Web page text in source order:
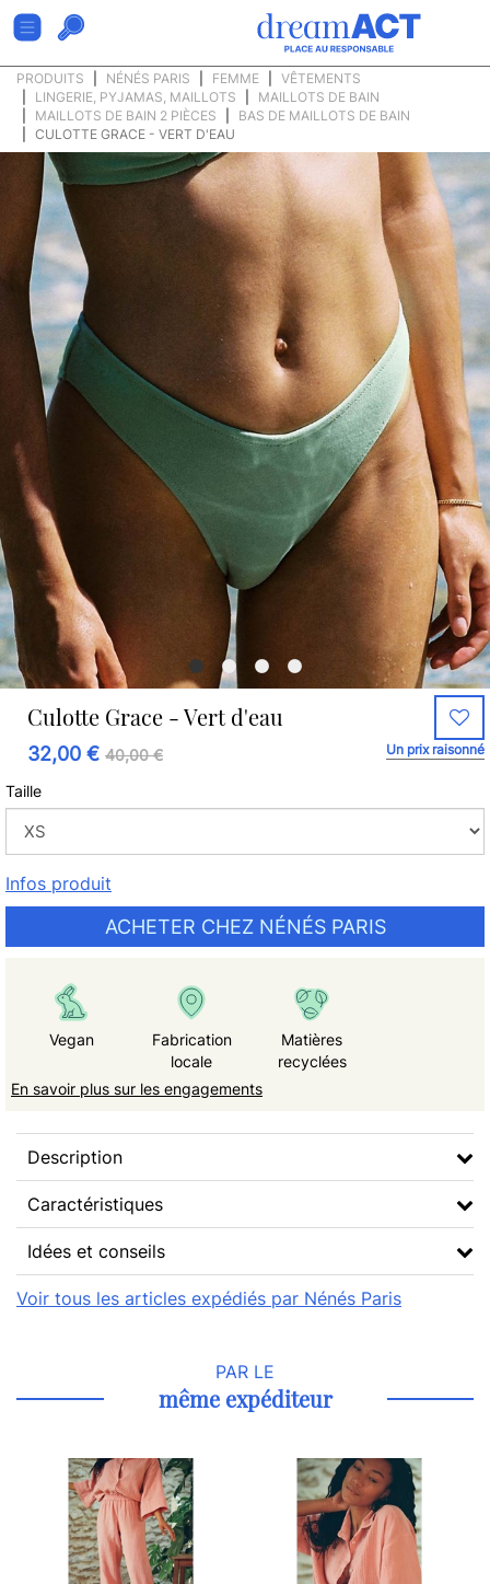
PRODUITS NÉNÉS PARIS FEMME
VÊTEMENTS
LINGERIE, PYJAMAS, MAILLOTS
MAILLOTS DE BAIN
MAILLOTS DE BAIN 2 PIÈCES
BAS DE MAILLOTS DE BAIN
CULOTTE GRACE - VERT D'EAU
Culotte Grace - Vert d'eau
32,00 € 40,00 € Un prix raisonné
Taille
Infos produit
ACHETER CHEZ NÉNÉS PARIS
Vegan
Fabrication
locale
Matières
recyclées
En savoir plus sur les engagements
Description
Caractéristiques
Idées et conseils
Voir tous les articles expédiés par Nénés Paris
PAR LE
même expéditeur